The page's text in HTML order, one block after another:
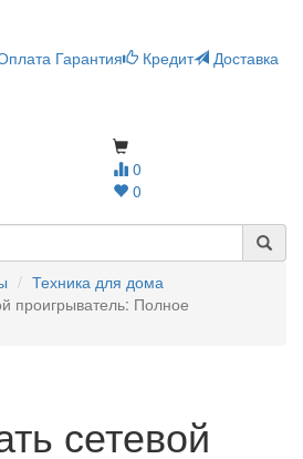
Гарантия Кредит
Доставка
0
0
Техника для дома
проигрыватель: Полное
сетевой